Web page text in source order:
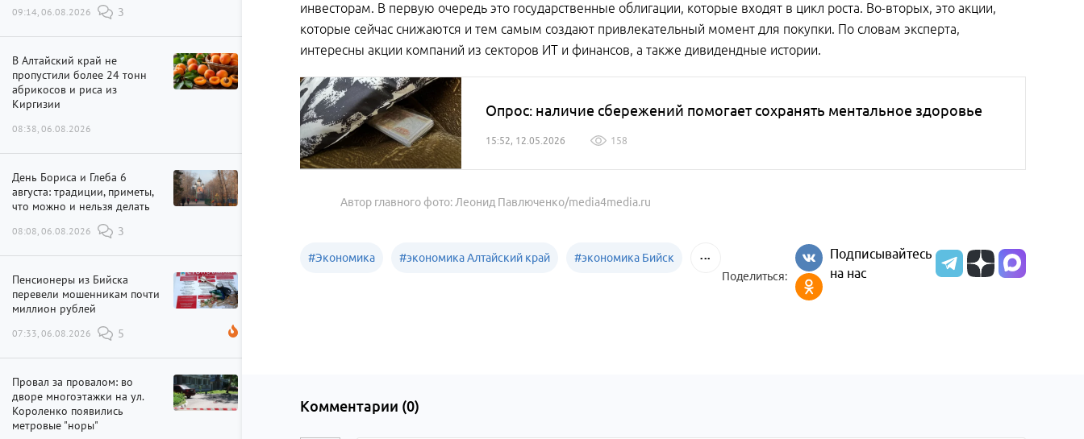
09:14, 06.08.2026 3
В Алтайский край не
пропустили более 24 тонн
абрикосов и риса из
Киргизии
08:38, 06.08.2026
День Бориса и Глеба 6
августа: традиции, приметы,
что можно и нельзя делать
08:08, 06.08.2026 3
Пенсионеры из Бийска
перевели мошенникам почти
миллион рублей
07:33, 06.08.2026 5
Провал за провалом: во
дворе многоэтажки на ул.
Короленко появились
метровые "норы"
инвесторам. В первую очередь это государственные облигации, которые входят в цикл роста. Во-вторых, это акции,
которые сейчас снижаются и тем самым создают привлекательный момент для покупки. По словам эксперта,
интересны акции компаний из секторов ИТ и финансов, а также дивидендные истории.
Опрос: наличие сбережений помогает сохранять ментальное здоровье
15:52, 12.05.2026 158
Автор главного фото: Леонид Павлюченко/media4media.ru
#Экономика #экономика Алтайский край #экономика Бийск
Поделиться:
Подписывайтесь
на нас
Комментарии (0)